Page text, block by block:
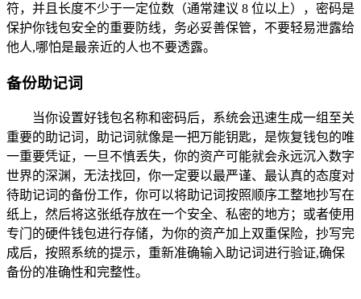
符，并且长度不少于一定位数（通常建议 8 位以上），密码是
保护你钱包安全的重要防线，务必妥善保管，不要轻易泄露给
他人,哪怕是最亲近的人也不要透露。
备份助记词
当你设置好钱包名称和密码后，系统会迅速生成一组至关
重要的助记词，助记词就像是一把万能钥匙，是恢复钱包的唯
一重要凭证，一旦不慎丢失，你的资产可能就会永远沉入数字
世界的深渊，无法找回，你一定要以最严谨、最认真的态度对
待助记词的备份工作，你可以将助记词按照顺序工整地抄写在
纸上，然后将这张纸存放在一个安全、私密的地方；或者使用
专门的硬件钱包进行存储，为你的资产加上双重保险，抄写完
成后，按照系统的提示，重新准确输入助记词进行验证,确保
备份的准确性和完整性。